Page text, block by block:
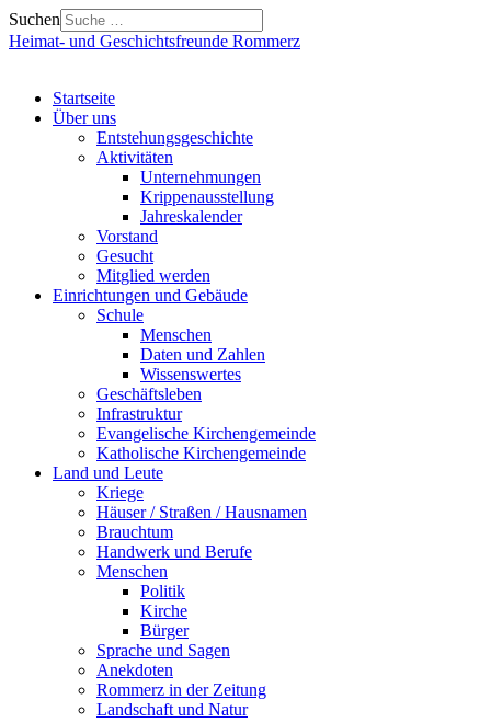
Suchen
Heimat- und Geschichtsfreunde Rommerz
Startseite
Über uns
Entstehungsgeschichte
Aktivitäten
Unternehmungen
Krippenausstellung
Jahreskalender
Vorstand
Gesucht
Mitglied werden
Einrichtungen und Gebäude
Schule
Menschen
Daten und Zahlen
Wissenswertes
Geschäftsleben
Infrastruktur
Evangelische Kirchengemeinde
Katholische Kirchengemeinde
Land und Leute
Kriege
Häuser / Straßen / Hausnamen
Brauchtum
Handwerk und Berufe
Menschen
Politik
Kirche
Bürger
Sprache und Sagen
Anekdoten
Rommerz in der Zeitung
Landschaft und Natur